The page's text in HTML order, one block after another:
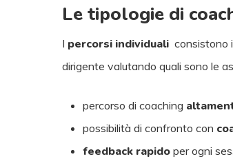
Le tipologie di
I percorsi individuali consistono
dirigente valutando quali sono le
percorso di coaching
possibilità di confronto con
feedback rapido per ogni